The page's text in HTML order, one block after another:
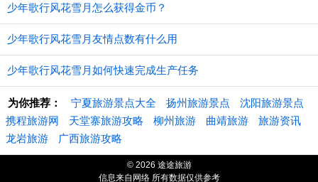
少年歌行风花雪月怎么获得金币？
少年歌行风花雪月友情点数有什么用
少年歌行风花雪月如何快速完成生产任务
为你推荐： 宁夏旅游景点大全 扬州旅游景点
沈阳旅游景点
携程旅游网
天堂寨旅游攻略 柳州旅游 曲靖旅游
旅游资讯
龙岩旅游
广西旅游攻略
© 2026 途途旅游
信息来自网络 所有数据仅供参考